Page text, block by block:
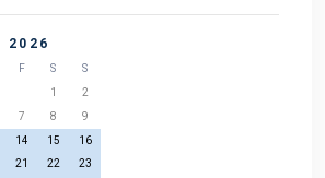
2026
F S
S
1
2
7 8
9
14 15
16
21 22 23